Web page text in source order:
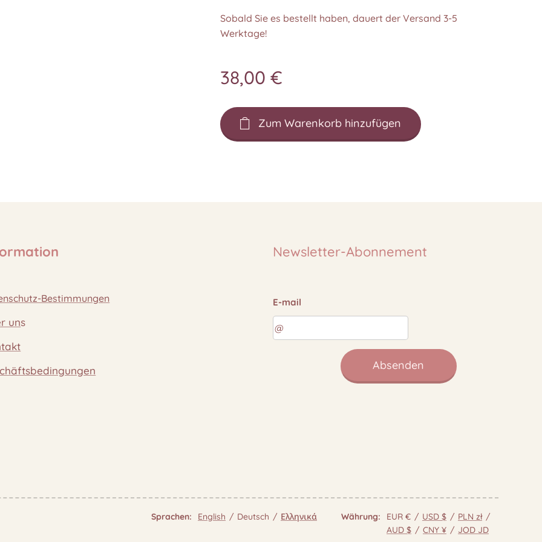
Sobald Sie es bestellt haben, dauert der Versand 3-5
Werktage!
38,00 €
Zum Warenkorb hinzufügen
Bestimmungen
uns
Newsletter-Abonnement
E-mail
Absenden
Sprachen English Deutsch Ελληνικά Währung EUR € USD $
PLN zł
AUD $
CNY ¥ JOD JD